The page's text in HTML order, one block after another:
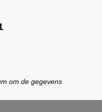
om de gegevens